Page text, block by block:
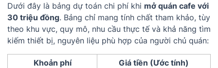
Dưới đây là bảng dự toán chi phí khi mở quán cafe với
30 triệu đồng. Bảng chỉ mang tính chất tham khảo, tùy
theo khu vực, quy mô, nhu cầu thực tế và khả năng tìm
kiếm thiết bị, nguyên liệu phù hợp của người chủ quán:
Khoản phí Giá tiền (Ước tính)